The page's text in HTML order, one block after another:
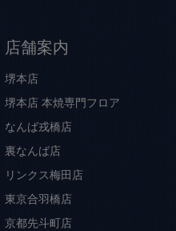
店舗案内
堺本店
堺本店 本焼専門フロア
なんば戎橋店
裏なんば店
リンクス梅田店
東京合羽橋店
京都先斗町店